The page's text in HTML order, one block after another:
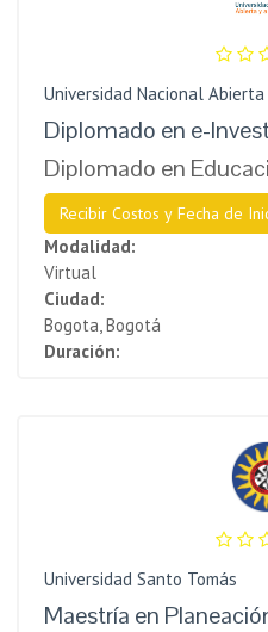
Universidad Nacional
Diplomado en e-
Diplomado en
Recibir Costos y Fecha de
Modalidad:
Virtual
Ciudad:
Bogota, Bogotá
Duración:
Universidad Santo Tomás
Maestría en